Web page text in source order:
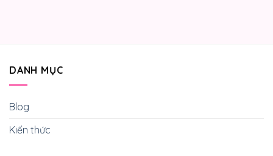
DANH MỤC
Blog
Kiến thức